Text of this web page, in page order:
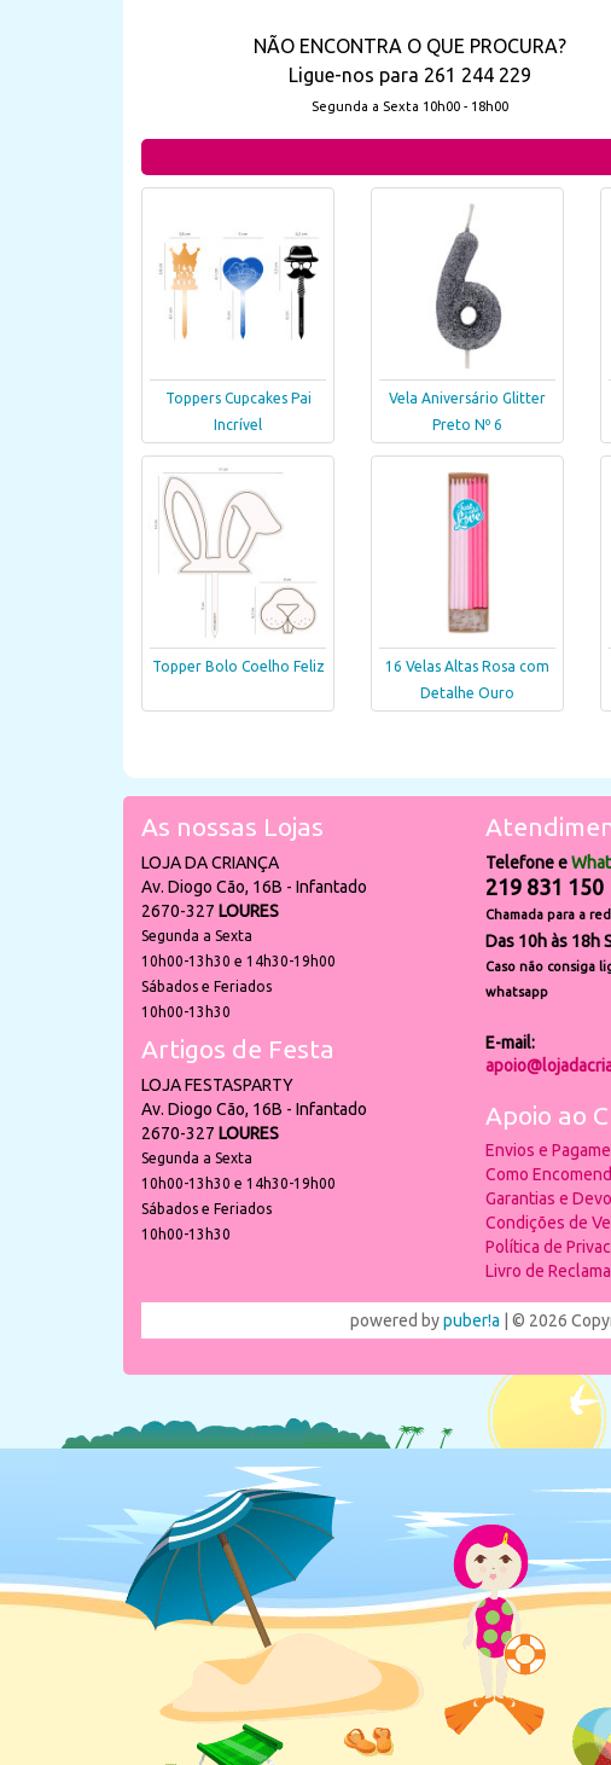
NÃO ENCONTRA O QUE PROCURA?
Ligue-nos para 261 244 229
Segunda a Sexta 10h00 - 18h00
Toppers Cupcakes Pai
Incrível
Vela Aniversário Glitter
Preto Nº 6
Topper Bolo Coelho Feliz
16 Velas Altas Rosa com
Detalhe Ouro
As nossas Lojas
LOJA DA CRIANÇA
Av. Diogo Cão, 16B - Infantado
2670-327 LOURES
Segunda a Sexta
10h00-13h30 e 14h30-19h00
Sábados e Feriados
10h00-13h30
Artigos de Festa
LOJA FESTASPARTY
Av. Diogo Cão, 16B - Infantado
2670-327 LOURES
Segunda a Sexta
10h00-13h30 e 14h30-19h00
Sábados e Feriados
10h00-13h30
Telefone e
219 831 150
Chamada para a
Das 10h às 18h
Caso não consiga
whatsapp
E-mail:
Apoio ao
Envios e
Como
Garantias e
Condições de
Política de
Livro de
powered bypuber!a | © 2026